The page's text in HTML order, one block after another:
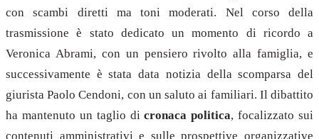
con scambi diretti ma toni moderati. Nel corso della
trasmissione è stato dedicato un momento di ricordo a
Veronica Abrami, con un pensiero rivolto alla famiglia, e
successivamente è stata data notizia della scomparsa del
giurista Paolo Cendoni, con un saluto ai familiari. Il dibattito
ha mantenuto un taglio dicronaca politica, focalizzato sui
contenuti amministrativi e sulle prospettive organizzative